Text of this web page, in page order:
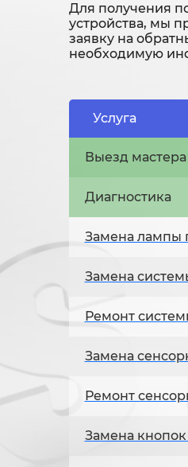
Для получения
устройства, мы
заявку на
необходимую
Услуга
Выезд мастера
Диагностика
Замена лампы
Замена
Ремонт
Замена
Ремонт
Замена